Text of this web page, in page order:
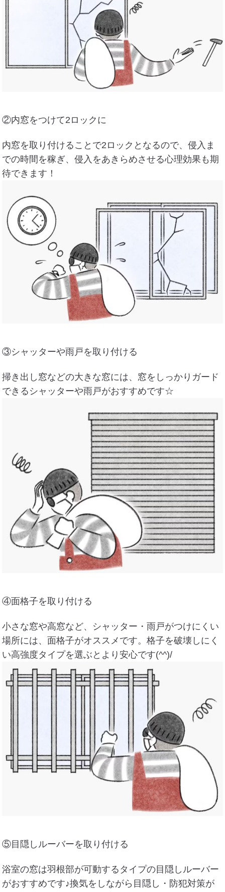
②内窓をつけて2ロックに
内窓を取り付けることで2ロックとなるので、侵入ま
での時間を稼ぎ、侵入をあきらめさせる心理効果も期
待できます！
③シャッターや雨戸を取り付ける
掃き出し窓などの大きな窓には、窓をしっかりガード
できるシャッターや雨戸がおすすめです☆
④面格子を取り付ける
小さな窓や高窓など、シャッター・雨戸がつけにくい
場所には、面格子がオススメです。格子を破壊しにく
い高強度タイプを選ぶとより安心です(^^)/
⑤目隠しルーバーを取り付ける
浴室の窓は羽根部が可動するタイプの目隠しルーバー
がおすすめです♪換気をしながら目隠し・防犯対策が